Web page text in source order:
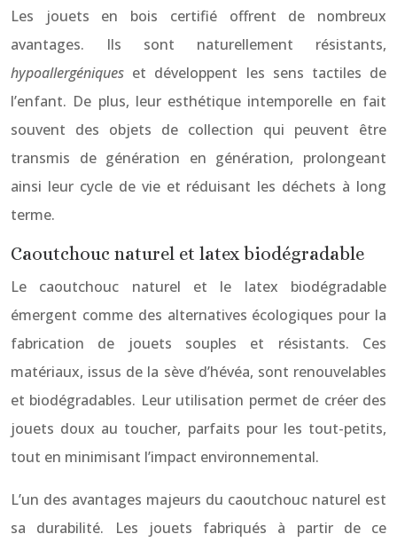
Les jouets en bois certifié offrent de nombreux
avantages. Ils sont naturellement résistants,
hypoallergéniques et développent les sens tactiles de
l’enfant. De plus, leur esthétique intemporelle en fait
souvent des objets de collection qui peuvent être
transmis de génération en génération, prolongeant
ainsi leur cycle de vie et réduisant les déchets à long
terme.
Caoutchouc naturel et latex biodégradable
Le caoutchouc naturel et le latex biodégradable
émergent comme des alternatives écologiques pour la
fabrication de jouets souples et résistants. Ces
matériaux, issus de la sève d’hévéa, sont renouvelables
et biodégradables. Leur utilisation permet de créer des
jouets doux au toucher, parfaits pour les tout-petits,
tout en minimisant l’impact environnemental.
L’un des avantages majeurs du caoutchouc naturel est
sa durabilité. Les jouets fabriqués à partir de ce